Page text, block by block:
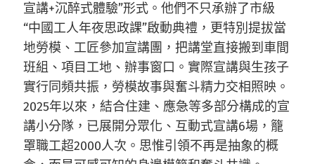
宣講+沉醉式體驗”形式。他們不只承辦了市級
“中國工人年夜思政課”啟動典禮，更特別提拔當
地勞模、工匠參加宣講團，把講堂直接搬到車間
班組、項目工地、辦事窗口。實際宣講與生孩子
實行同頻共振，勞模故事與奮斗精力交相照映。
2025年以來，結合住建、應急等多部分構成的宣
講小分隊，已展開分眾化、互動式宣講6場，籠
罩職工超2000人次。思惟引領不再是抽象的概